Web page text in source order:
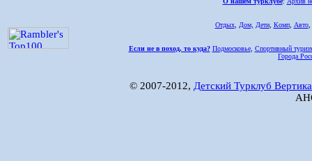
Отдых, Дом, Дети, Комп, Авто,
Если не в поход, то куда? Подмосковье, Спортивный
Города
© 2007-2012, Детский Турклуб